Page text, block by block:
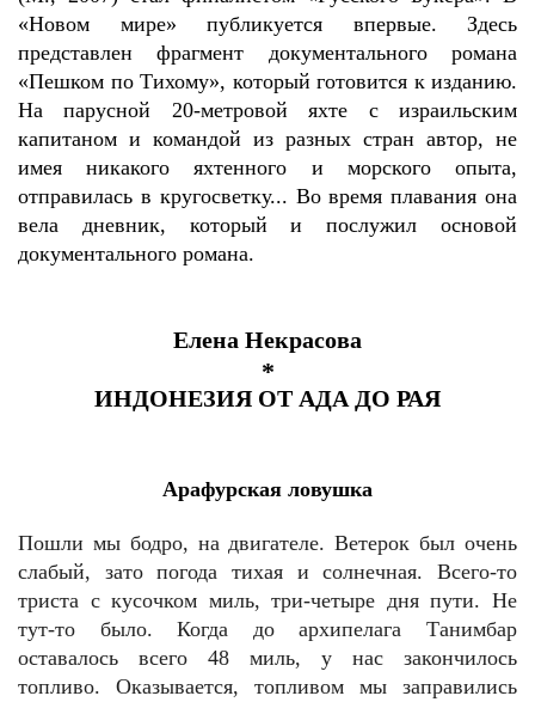
«Новом мире» публикуется впервые. Здесь
представлен фрагмент документального романа
«Пешком по Тихому», который готовится к изданию.
На парусной 20-метровой яхте с израильским
капитаном и командой из разных стран автор, не
имея никакого яхтенного и морского опыта,
отправилась в кругосветку... Во время плавания она
вела дневник, который и послужил основой
документального романа.
Елена Некрасова
*
ИНДОНЕЗИЯ ОТ АДА ДО РАЯ
Арафурская ловушка
Пошли мы бодро, на двигателе. Ветерок был очень
слабый, зато погода тихая и солнечная. Всего-то
триста с кусочком миль, три-четыре дня пути. Не
тут-то было. Когда до архипелага Танимбар
оставалось всего 48 миль, у нас закончилось
топливо. Оказывается, топливом мы заправились